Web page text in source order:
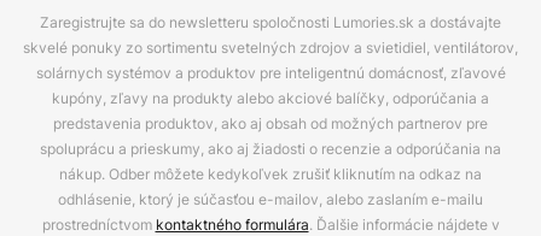
Zaregistrujte sa do newsletteru spoločnosti Lumories.sk a dostávajte
skvelé ponuky zo sortimentu svetelných zdrojov a svietidiel, ventilátorov,
solárnych systémov a produktov pre inteligentnú domácnosť, zľavové
kupóny, zľavy na produkty alebo akciové balíčky, odporúčania a
predstavenia produktov, ako aj obsah od možných partnerov pre
spoluprácu a prieskumy, ako aj žiadosti o recenzie a odporúčania na
nákup. Odber môžete kedykoľvek zrušiť kliknutím na odkaz na
odhlásenie, ktorý je súčasťou e-mailov, alebo zaslaním e-mailu
prostredníctvom kontaktného formulára. Ďalšie informácie nájdete v